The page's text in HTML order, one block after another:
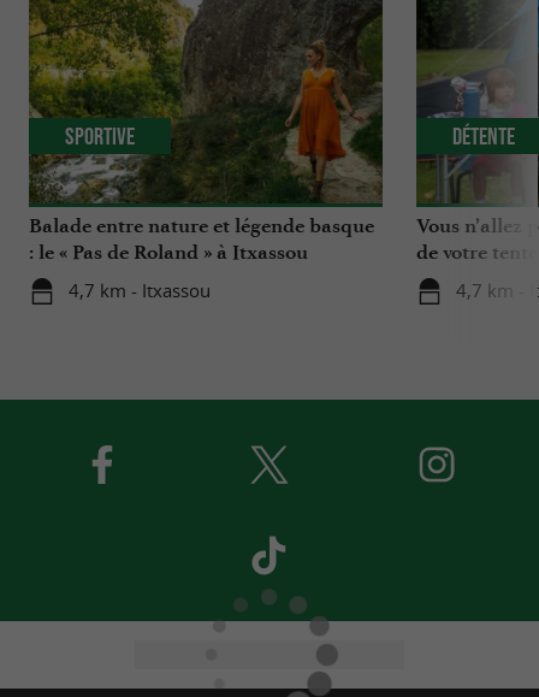
Balade entre nature et légende basque
: le « Pas de Roland » à Itxassou
4,7 km - Itxassou
Sportive
Vous n’allez
de votre
4,7 km -
Détente